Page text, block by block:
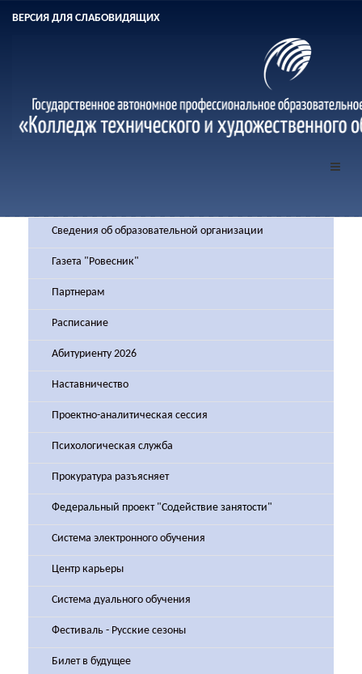
ВЕРСИЯ ДЛЯ СЛАБОВИДЯЩИХ
Сведения об образовательной организации
Газета "Ровесник"
Партнерам
Расписание
Абитуриенту 2026
Наставничество
Проектно-аналитическая сессия
Психологическая служба
Прокуратура разъясняет
Федеральный проект "Содействие занятости"
Система электронного обучения
Центр карьеры
Система дуального обучения
Фестиваль - Русские сезоны
Билет в будущее